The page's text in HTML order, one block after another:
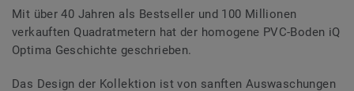
Mit über 40 Jahren als Bestseller und 100 Millionen
verkauften Quadratmetern hat der homogene PVC-Boden iQ
Optima Geschichte geschrieben.
Das Design der Kollektion ist von sanften Auswaschungen